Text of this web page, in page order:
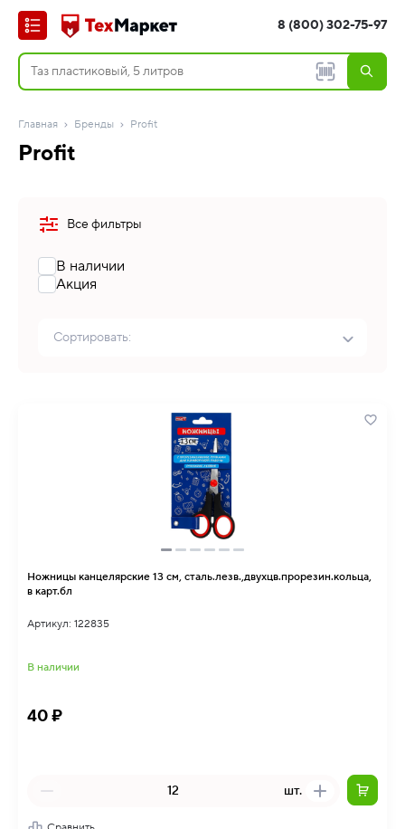
8 (800) 302-75-97
Главная Бренды Profit
Profit
Все фильтры
В наличии
Акция
Сортировать:
Ножницы канцелярские 13 см, сталь.лезв.,двухцв.прорезин.кольца,
в карт.бл
Артикул: 122835
В наличии
40 ₽
шт.